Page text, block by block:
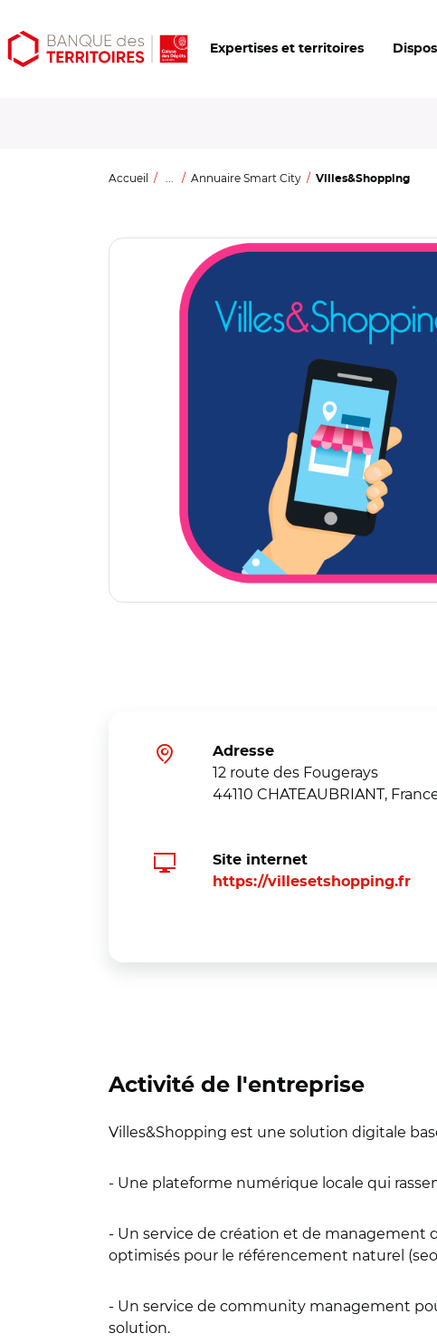
Aller
au
Aller
au
Ouvrir
les
Expertises et territoires
Accueil ... Annuaire Smart City Villes&Shopping
Adresse
12 route des Fougerays
44110 CHATEAUBRIANT,
Site internet
https://villesetshopping.fr
Activité de l'entreprise
Villes&Shopping est une solution digitale
- Une plateforme numérique locale qui
- Un service de création et de management
optimisés pour le référencement naturel
- Un service de community management
solution.